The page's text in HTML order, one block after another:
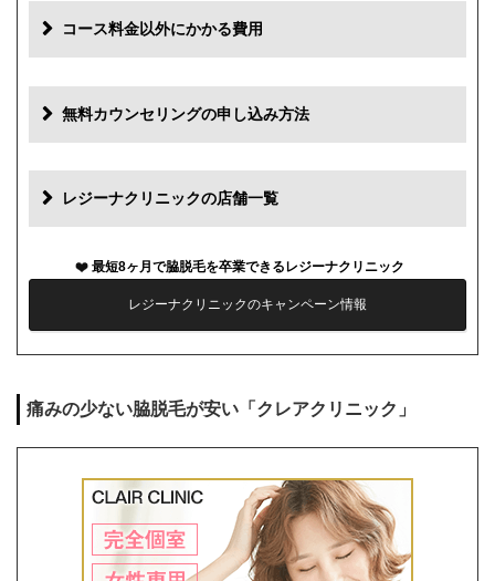
コース料金以外にかかる費用
初診料 0円
再診料 0円
薬代 0円
シェービング代 0円
キャンセル料 前日まで無料
無料カウンセリングの申し込み方法
レジーナクリニックの店舗一覧
最短8ヶ月で脇脱毛を卒業できるレジーナクリニック
レジーナクリニックのキャンペーン情報
痛みの少ない脇脱毛が安い「クレアクリニック」